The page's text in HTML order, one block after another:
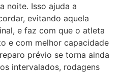
noite. Isso ajuda a
evitando aquela
e faz com que o atleta
e com melhor capacidade
prévio se torna ainda
intervalados, rodagens